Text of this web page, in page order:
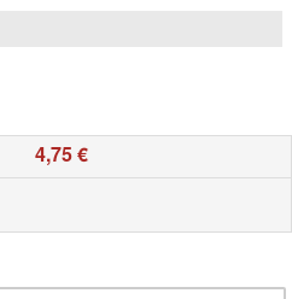
4,75 €